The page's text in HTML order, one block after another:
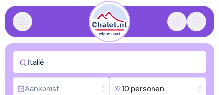
Contact
Italië
Aankomst 10 personen